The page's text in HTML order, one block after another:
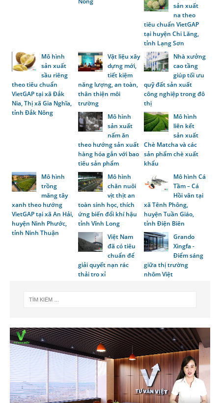
sản xuất
na theo
tiêu chuẩn VietGAP
tại huyện Chi Lăng,
tỉnh Lạng Sơn
Mô hình
sản xuất
sầu riêng
theo tiêu chuẩn
VietGAP tại xã Đắk
Nia, Thị xã Gia Nghĩa,
tỉnh Đắk Nông
Vật liệu xây
dựng mới,
tiết kiệm
năng lượng, an toàn,
thân thiện môi
trường
Nhà xưởng
cao tầng
giúp tối ưu
quỹ đất sản xuất
công nghiệp trong đô
thị
Mô hình
sản xuất
nấm ăn
theo hướng sản xuất
hàng hóa gắn với bao
tiêu sản phẩm
Mô hình
liên kết
sản xuất
Chè Matcha và các
sản phẩm chè xuất
khẩu
Mô hình
trồng
măng tây
xanh theo hướng
VietGAP tại xã An Hải,
huyện Ninh Phước,
tỉnh Ninh Thuận
Mô hình
chăn nuôi
vịt thịt an
toàn sinh học, thích
ứng biến đổi khí hậu
tỉnh Vĩnh Long
Mô hình Cá
Tầm – Cá
Hồi vân tại
xã Tênh Phông,
huyện Tuần Giáo,
tỉnh Điện Biên
Việt Nam
đã có tiêu
chuẩn để
giải quyết nạn rác
thải tro xỉ
Grando
Xingfa -
Điểm sáng
giữa thị trường
nhôm Việt